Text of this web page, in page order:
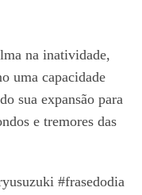
na inatividade,
uma capacidade
sua expansão para
e tremores das
#frasedodia